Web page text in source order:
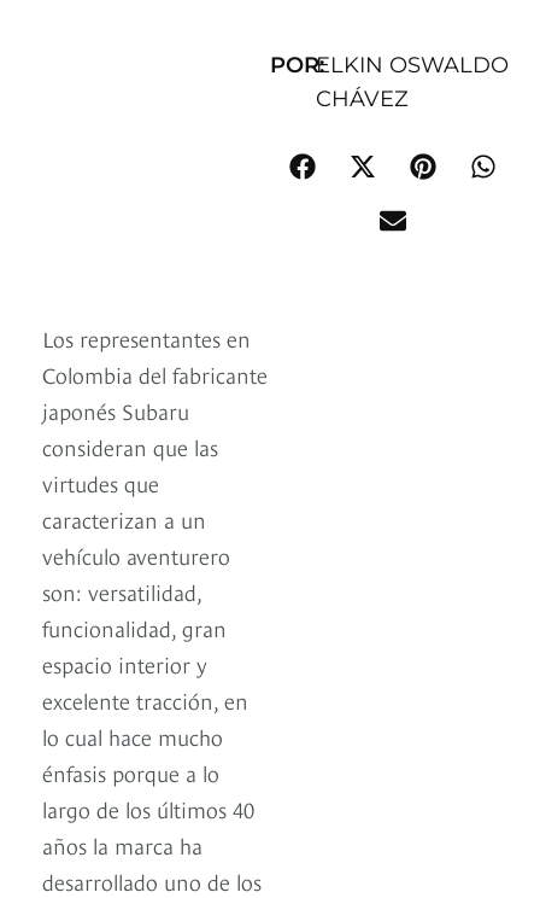
POR:ELKIN OSWALDO
CHÁVEZ
Los representantes en
Colombia del fabricante
japonés Subaru
consideran que las
virtudes que
caracterizan a un
vehículo aventurero
son: versatilidad,
funcionalidad, gran
espacio interior y
excelente tracción, en
lo cual hace mucho
énfasis porque a lo
largo de los últimos 40
años la marca ha
desarrollado uno de los